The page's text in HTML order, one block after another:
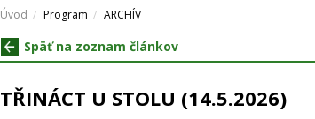
Úvod Program ARCHÍV
Späť na zoznam článkov
TŘINÁCT U STOLU (14.5.2026)